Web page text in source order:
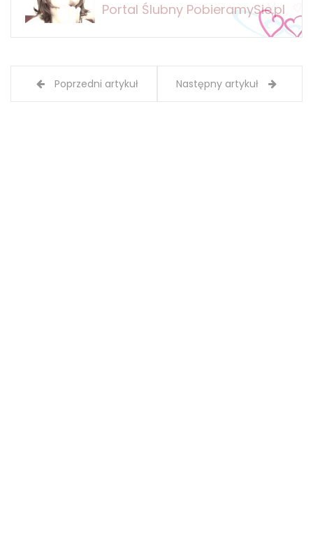
Portal Ślubny PobieramySie.pl
Poprzedni artykuł Następny artykuł